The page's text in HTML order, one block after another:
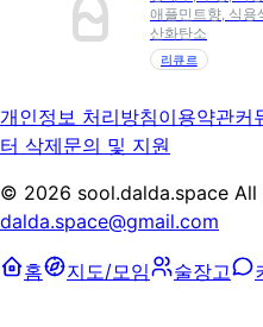
애플민트향, 식용
산화탄소
리큐르
개인정보 처리방침이용약관커
터 삭제문의 및 지원
© 2026 sool.dalda.space All
dalda.space@gmail.com
홈 지도/모임 술장고